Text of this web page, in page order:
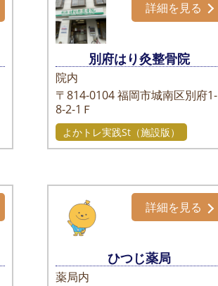
別府はり灸整骨院
院内
〒814-0104福岡市城南区別府1-
8-2-1Ｆ
詳細を見る
よかトレ実践St（施設版）
ひつじ薬局
薬局内
詳細を見る